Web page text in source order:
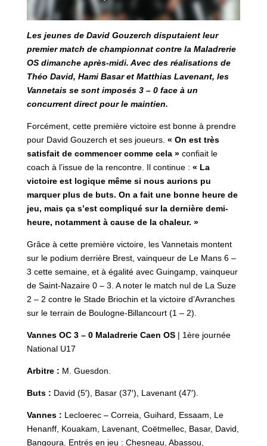
Les jeunes de David Gouzerch disputaient leur
premier match de championnat contre la Maladrerie
OS dimanche après-midi. Avec des réalisations de
Théo David, Hami Basar et Matthias Lavenant, les
Vannetais se sont imposés 3 – 0 face à un
concurrent direct pour le maintien.
Forcément, cette première victoire est bonne à prendre
pour David Gouzerch et ses joueurs. « On est très
satisfait de commencer comme cela »confiait le
coach à l’issue de la rencontre. Il continue : « La
victoire est logique même si nous aurions pu
marquer plus de buts. On a fait une bonne heure de
jeu, mais ça s’est compliqué sur la dernière demi-
heure, notamment à cause de la chaleur. »
Grâce à cette première victoire, les Vannetais montent
sur le podium derrière Brest, vainqueur de Le Mans 6 –
3 cette semaine, et à égalité avec Guingamp, vainqueur
de Saint-Nazaire 0 – 3. A noter le match nul de La Suze
2 – 2 contre le Stade Briochin et la victoire d’Avranches
sur le terrain de Boulogne-Billancourt (1 – 2).
Vannes OC 3 – 0 Maladrerie Caen OS| 1ère journée
National U17
Arbitre : M. Guesdon.
Buts : David (5′), Basar (37′), Lavenant (47′).
Vannes : Lecloerec – Correia, Guihard, Essaam, Le
Henanff, Kouakam, Lavenant, Coëtmellec, Basar, David,
Bangoura. Entrés en jeu : Chesneau, Abassou,